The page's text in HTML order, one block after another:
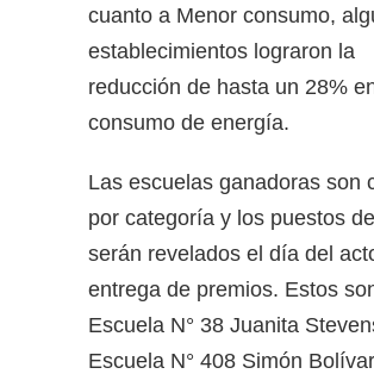
cuanto a Menor consumo,
establecimientos lograron la
reducción de hasta un 28%
consumo de energía.
Las escuelas ganadoras son
por categoría y los puestos
serán revelados el día del
entrega de premios. Estos
Escuela N° 38 Juanita
Escuela N° 408 Simón